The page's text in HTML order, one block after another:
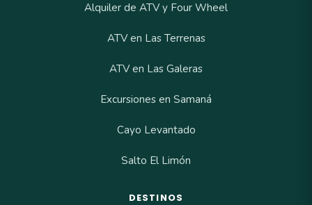
Alquiler de ATV y Four Wheel
ATV en Las Terrenas
ATV en Las Galeras
Excursiones en Samaná
Cayo Levantado
Salto El Limón
DESTINOS